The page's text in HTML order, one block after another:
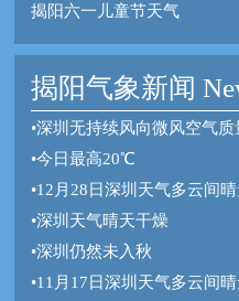
揭阳六一儿童节天气
揭阳气象新闻
•深圳无持续风向微风空气质
•今日最高20℃
•12月28日深圳天气多云间晴
•深圳天气晴天干燥
•深圳仍然未入秋
•11月17日深圳天气多云间晴